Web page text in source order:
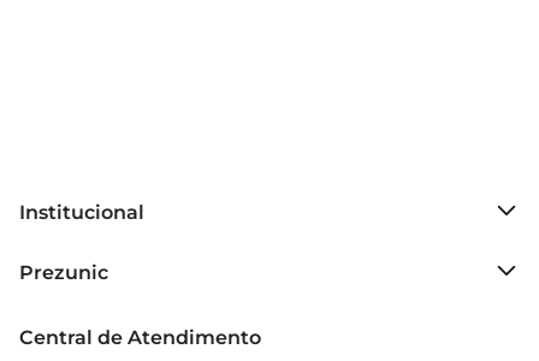
Institucional
Grupo Cencosud
Política de Privacidade
Prezunic
Código de Ética
Central de Atendimento